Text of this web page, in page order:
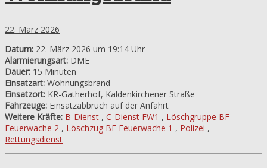
22. März 2026
Datum: 22. März 2026 um 19:14 Uhr
Alarmierungsart: DME
Dauer: 15 Minuten
Einsatzart: Wohnungsbrand
Einsatzort: KR-Gatherhof, Kaldenkirchener Straße
Fahrzeuge: Einsatzabbruch auf der Anfahrt
Weitere Kräfte: B-Dienst , C-Dienst FW1 , Löschgruppe BF
Feuerwache 2 , Löschzug BF Feuerwache 1 , Polizei ,
Rettungsdienst